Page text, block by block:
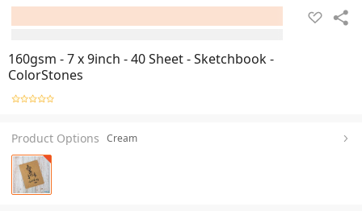
160gsm - 7 x 9inch - 40 Sheet - Sketchbook -
ColorStones
Product Options Cream